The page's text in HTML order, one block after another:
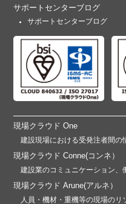
サポートセンターブログ
サポートセンターブログ
現場クラウド One
建設現場における受発注者間の
現場クラウド Conne(コンネ）
建設業のコミュニケーション、
現場クラウド Arune(アルネ）
人員・機材・重機等の現場のリ